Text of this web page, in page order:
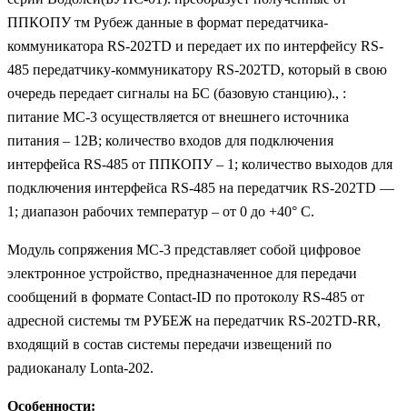
ППКОПУ тм Рубеж данные в формат передатчика-
коммуникатора RS-202TD и передает их по интерфейсу RS-
485 передатчику-коммуникатору RS-202TD, который в свою
очередь передает сигналы на БС (базовую станцию)., :
питание МС-3 осуществляется от внешнего источника
питания – 12В; количество входов для подключения
интерфейса RS-485 от ППКОПУ – 1; количество выходов для
подключения интерфейса RS-485 на передатчик RS-202TD —
1; диапазон рабочих температур – от 0 до +40° С.
Модуль сопряжения МС-3 представляет собой цифровое
электронное устройство, предназначенное для передачи
сообщений в формате Contact-ID по протоколу RS-485 от
адресной системы тм РУБЕЖ на передатчик RS-202TD-RR,
входящий в состав системы передачи извещений по
радиоканалу Lonta-202.
Особенности: